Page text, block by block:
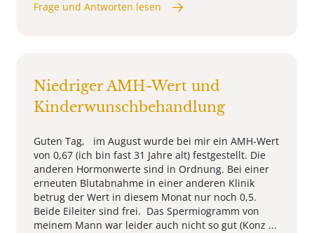
Frage und Antworten lesen
Niedriger AMH-Wert und
Kinderwunschbehandlung
Guten Tag, im August wurde bei mir ein AMH-Wert
von 0,67 (ich bin fast 31 Jahre alt) festgestellt. Die
anderen Hormonwerte sind in Ordnung. Bei einer
erneuten Blutabnahme in einer anderen Klinik
betrug der Wert in diesem Monat nur noch 0,5.
Beide Eileiter sind frei. Das Spermiogramm von
meinem Mann war leider auch nicht so gut (Konz ...